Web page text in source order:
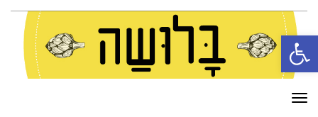
פתח סרגל נגישות
תפריט